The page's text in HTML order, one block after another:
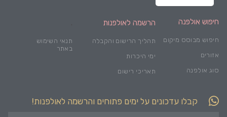
חיפוש אולפנה
חיפוש מבוסס מיקום
אזורים
סוג אולפנה
הרשמה לאולפנות
תהליך הרישום והקבלה
ימי היכרות
תאריכי רישום
.
תנאי השימוש
באתר
קבלו עדכונים על ימים פתוחים והרשמה לאולפנות!